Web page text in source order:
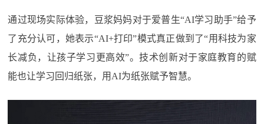
通过现场实际体验，豆浆妈妈对于爱普生“AI学习助手”给予
了充分认可，她表示“AI+打印”模式真正做到了“用科技为家
长减负，让孩子学习更高效”。技术创新对于家庭教育的赋
能也让学习回归纸张，用AI为纸张赋予智慧。